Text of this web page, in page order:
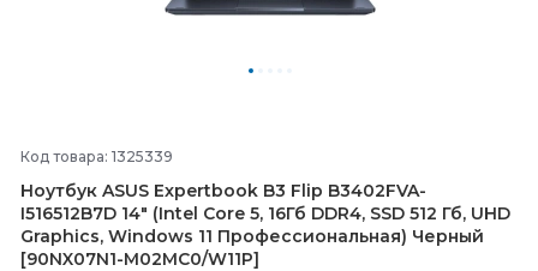
Код товара: 1325339
Ноутбук ASUS Expertbook B3 Flip B3402FVA-
I516512B7D 14" (Intel Core 5, 16Гб DDR4, SSD 512 Гб, UHD
Graphics, Windows 11 Профессиональная) Черный
[90NX07N1-M02MC0/W11P]